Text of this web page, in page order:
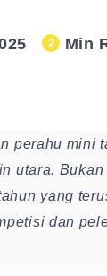
2 Min
perahu mini
utara.
yang
dan